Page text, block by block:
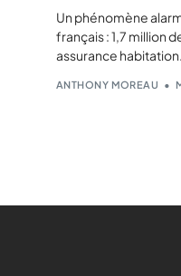
Un phénomène
français : 1,7 million
assurance
ANTHONY MOREAU